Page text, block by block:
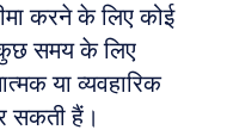
करने के लिए कोई
कुछ समय के लिए
या व्यवहारिक
सकती हैं।